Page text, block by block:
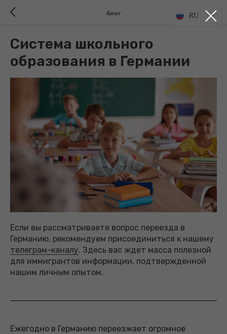
Блог
Система школьного
образования в Германии
Если вы рассматриваете вопрос переезда в
Германию, рекомендуем присоединиться к нашему
телеграм-каналу. Здесь вас ждет масса полезной
для иммигрантов информации, подтвержденной
нашим личным опытом.
Ежегодно в Германию переезжает огромное
RU